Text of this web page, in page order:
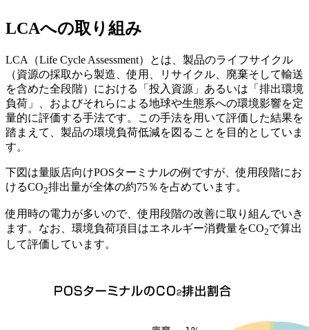
LCAへの取り組み
LCA（Life Cycle Assessment）とは、製品のライフサイクル
（資源の採取から製造、使用、リサイクル、廃棄そして輸送
を含めた全段階）における「投入資源」あるいは「排出環境
負荷」、およびそれらによる地球や生態系への環境影響を定
量的に評価する手法です。この手法を用いて評価した結果を
踏まえて、製品の環境負荷低減を図ることを目的としていま
す。
下図は量販店向けPOSターミナルの例ですが、使用段階にお
けるCO2排出量が全体の約75％を占めています。
使用時の電力が多いので、使用段階の改善に取り組んでいき
ます。なお、環境負荷項目はエネルギー消費量をCO2で算出
して評価しています。